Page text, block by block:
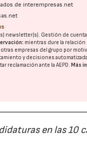
de interempresas.net
newsletter(s). Gestión de
mientras dure la relación
empresas del grupo por
y decisiones
reclamación ante laAEPD. Más
en las 10